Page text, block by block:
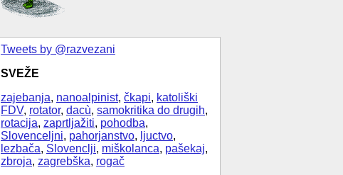
Tweets by @razvezani
SVEŽE
zajebanja, nanoalpinist, čkapi, katoliški
FDV, rotator, dacù, samokritika do drugih,
rotacija, zaprtljažiti, pohodba,
Slovenceljni, pahorjanstvo, ljuctvo,
lezbača, Slovenclji, miškolanca, pašekaj,
zbroja, zagrebška, rogač